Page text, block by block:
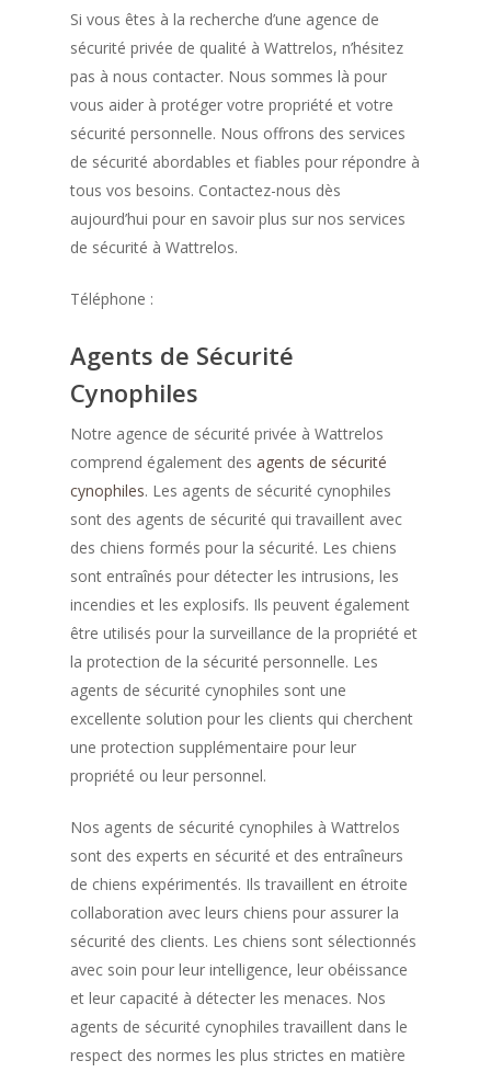
Si vous êtes à la recherche d’une agence de
sécurité privée de qualité à Wattrelos, n’hésitez
pas à nous contacter. Nous sommes là pour
vous aider à protéger votre propriété et votre
sécurité personnelle. Nous offrons des services
de sécurité abordables et fiables pour répondre à
tous vos besoins. Contactez-nous dès
aujourd’hui pour en savoir plus sur nos services
de sécurité à Wattrelos.
Téléphone :
Agents de Sécurité
Cynophiles
Notre agence de sécurité privée à Wattrelos
comprend également desagents de sécurité
cynophiles. Les agents de sécurité cynophiles
sont des agents de sécurité qui travaillent avec
des chiens formés pour la sécurité. Les chiens
sont entraînés pour détecter les intrusions, les
incendies et les explosifs. Ils peuvent également
être utilisés pour la surveillance de la propriété et
la protection de la sécurité personnelle. Les
agents de sécurité cynophiles sont une
excellente solution pour les clients qui cherchent
une protection supplémentaire pour leur
propriété ou leur personnel.
Nos agents de sécurité cynophiles à Wattrelos
sont des experts en sécurité et des entraîneurs
de chiens expérimentés. Ils travaillent en étroite
collaboration avec leurs chiens pour assurer la
sécurité des clients. Les chiens sont sélectionnés
avec soin pour leur intelligence, leur obéissance
et leur capacité à détecter les menaces. Nos
agents de sécurité cynophiles travaillent dans le
respect des normes les plus strictes en matière